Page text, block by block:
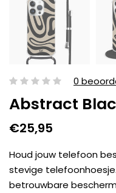
0
Abstract
€25,95
Houd jouw telefoon
stevige
betrouwbare